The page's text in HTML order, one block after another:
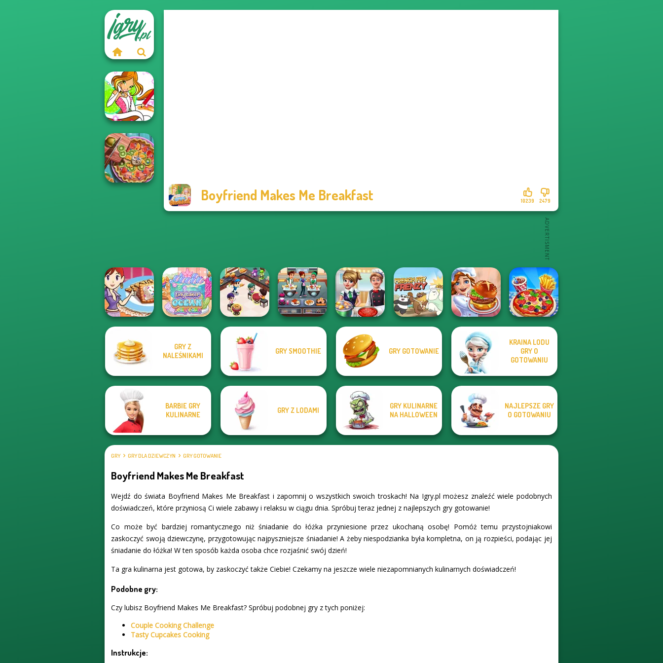
Boyfriend Makes Me Breakfast 2479
10239
Winx Paint Fairy
Color
Sara's Cooking
Class: Mini Pop...
Tiny Baker Ocean
Jelly Cake
Cooking
Restaurant
Kitchen
Cooking Cafe
Cooking Frenzy Cooking Festival Cooking Live
GRY Z
NALEŚNIKAMI
GRY SMOOTHIE GRY GOTOWANIE
KRAINA LODU
GRY O
GOTOWANIU
BARBIE GRY
KULINARNE
GRY Z LODAMI
GRY KULINARNE
NA HALLOWEEN
NAJLEPSZE GRY
O GOTOWANIU
GRY GRY DLA DZIEWCZYN GRY GOTOWANIE
Boyfriend Makes Me Breakfast
Wejdź do świata Boyfriend Makes Me Breakfast i zapomnij o wszystkich swoich troskach! Na Igry.pl możesz znaleźć wiele podobnych
doświadczeń, które przyniosą Ci wiele zabawy i relaksu w ciągu dnia. Spróbuj teraz jednej z najlepszych gry gotowanie!
Co może być bardziej romantycznego niż śniadanie do łóżka przyniesione przez ukochaną osobę! Pomóż temu przystojniakowi
zaskoczyć swoją dziewczynę, przygotowując najpyszniejsze śniadanie! A żeby niespodzianka była kompletna, on ją rozpieści, podając jej
śniadanie do łóżka! W ten sposób każda osoba chce rozjaśnić swój dzień!
Ta gra kulinarna jest gotowa, by zaskoczyć także Ciebie! Czekamy na jeszcze wiele niezapomnianych kulinarnych doświadczeń!
Podobne gry:
Czy lubisz Boyfriend Makes Me Breakfast? Spróbuj podobnej gry z tych poniżej:
Couple Cooking Challenge
Tasty Cupcakes Cooking
Instrukcje: